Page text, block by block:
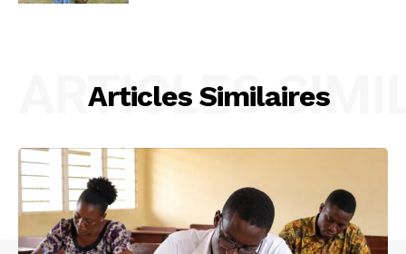
Articles Similaires
ARTICLES